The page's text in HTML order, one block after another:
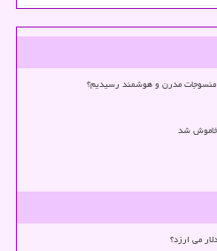
منسوجات مدرن و هوشمند رسیدیم؟
خاموش شد